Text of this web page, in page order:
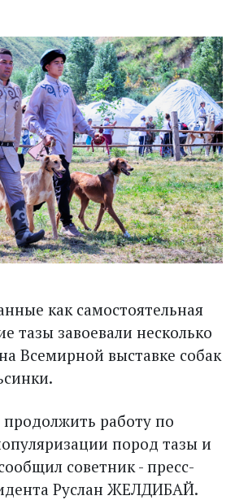
как самостоятельная
тазы завоевали несколько
Всемирной выставке собак
работу по
пород тазы и
советник - пресс-
Руслан ЖЕЛДИБАЙ.